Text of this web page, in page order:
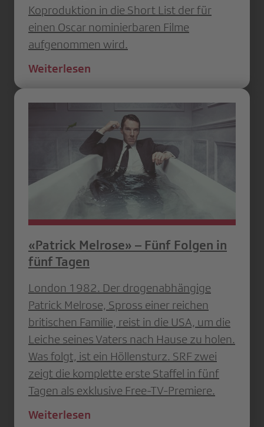
Koproduktion in die Short List der für
einen Oscar nominierbaren Filme
aufgenommen wird.
Weiterlesen
«Patrick Melrose» – Fünf Folgen in
fünf Tagen
London 1982. Der drogenabhängige
Patrick Melrose, Spross einer reichen
britischen Familie, reist in die USA, um die
Leiche seines Vaters nach Hause zu holen.
Was folgt, ist ein Höllensturz. SRF zwei
zeigt die komplette erste Staffel in fünf
Tagen als exklusive Free-TV-Premiere.
Weiterlesen